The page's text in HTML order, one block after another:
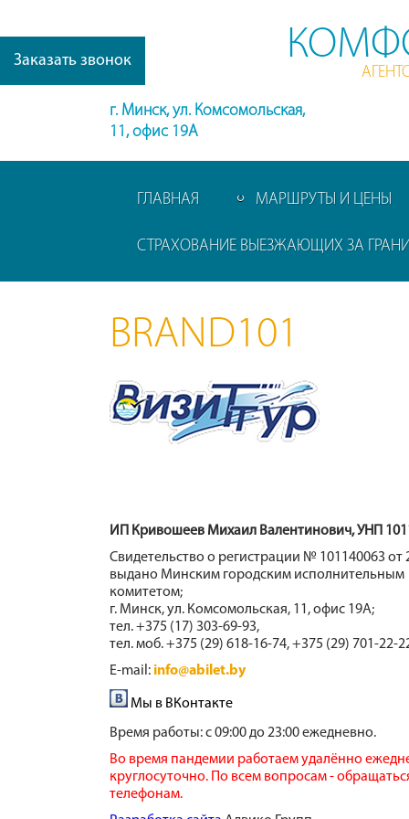
Заказать звонок
г. Минск, ул. Комсомольская,
11, офис 19А
ГЛАВНАЯ МАРШРУТЫ И ЦЕНЫ
СТРАХОВАНИЕ ВЫЕЗЖАЮЩИХ ЗА
BRAND101
ИП Кривошеев Михаил Валентинович, УНП
Свидетельство о регистрации № 101140063 от
выдано Минским городским исполнительным
комитетом;
г. Минск, ул. Комсомольская, 11, офис 19А;
тел. +375 (17) 303-69-93,
тел. моб. +375 (29) 618-16-74, +375 (29) 701-22-
E-mail: info@abilet.by
Мы в ВКонтакте
Время работы:с 09:00 до 23:00 ежедневно.
Во время пандемии работаем удалённо
круглосуточно. По всем вопросам -
телефонам.